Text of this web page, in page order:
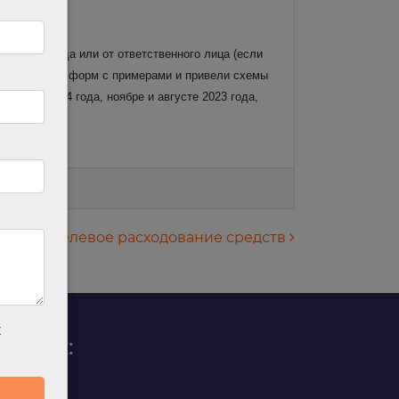
со склада или от ответственного лица (если
заполнения форм с примерами и привели схемы
2024 года, ноябре и августе 2023 года,
Целевое расходование средств